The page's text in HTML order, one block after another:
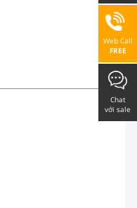
Web Call
FREE
Chat
với sale